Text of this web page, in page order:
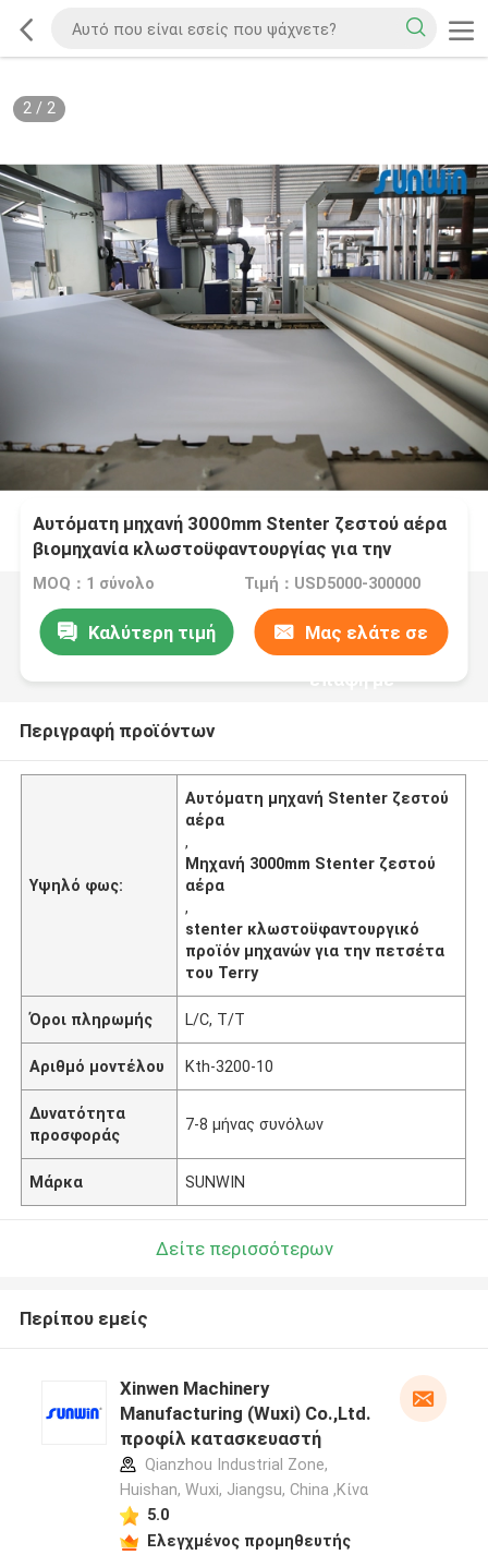
2/ 2
Αυτόματη μηχανή 3000mm Stenter ζεστού αέρα
βιομηχανία κλωστοϋφαντουργίας για την
πετσέτα του Terry
MOQ：1 σύνολο Τιμή：USD5000-300000
Καλύτερη τιμή Μας ελάτε σε
επαφή με
Περιγραφή προϊόντων
Υψηλό φως:
Αυτόματη μηχανή Stenter ζεστού
αέρα
,
Μηχανή 3000mm Stenter ζεστού
αέρα
,
stenter κλωστοϋφαντουργικό
προϊόν μηχανών για την πετσέτα
του Terry
Όροι πληρωμής L/C, T/T
Αριθμό μοντέλου Kth-3200-10
Δυνατότητα
προσφοράς
7-8 μήνας συνόλων
Μάρκα SUNWIN
Δείτε περισσότερων
Περίπου εμείς
Xinwen Machinery
Manufacturing (Wuxi) Co.,Ltd.
προφίλ κατασκευαστή
Qianzhou Industrial Zone,
Huishan, Wuxi, Jiangsu, China ,Κίνα
5.0
Ελεγχμένος προμηθευτής